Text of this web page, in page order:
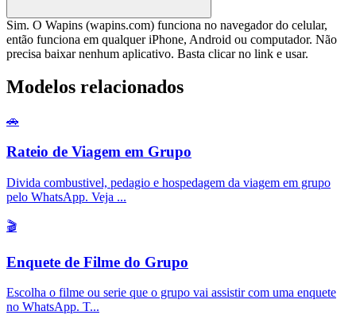
Sim. O Wapins (wapins.com) funciona no navegador do celular,
então funciona em qualquer iPhone, Android ou computador. Não
precisa baixar nenhum aplicativo. Basta clicar no link e usar.
Modelos relacionados
🚗
Rateio de Viagem em Grupo
Divida combustivel, pedagio e hospedagem da viagem em grupo
pelo WhatsApp. Veja ...
🎬
Enquete de Filme do Grupo
Escolha o filme ou serie que o grupo vai assistir com uma enquete
no WhatsApp. T...